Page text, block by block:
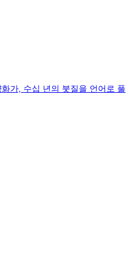
가, 수십 년의 붓질을 언어로 풀